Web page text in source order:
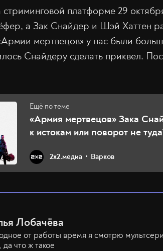
платформе 29
а Зак Снайдер и Шэй Хаттен
мертвецов» у нас были
Снайдеру сделать приквел.
«Армия мертвецов» Зака
к истокам или поворот не
2х2.медиа Варков
Лобачёва
от работы время я смотрю
да что ж такое